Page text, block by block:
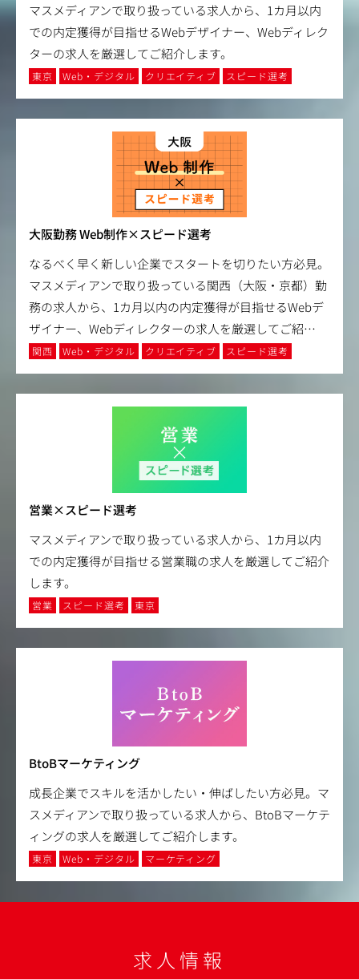
マスメディアンで取り扱っている求人から、1カ月以内
での内定獲得が目指せるWebデザイナー、Webディレク
ターの求人を厳選してご紹介します。
東京 Web・デジタル クリエイティブ スピード選考
大阪勤務 Web制作×スピード選考
なるべく早く新しい企業でスタートを切りたい方必見。
マスメディアンで取り扱っている関西（大阪・京都）勤
務の求人から、1カ月以内の内定獲得が目指せるWebデ
ザイナー、Webディレクターの求人を厳選してご紹…
関西 Web・デジタル クリエイティブ スピード選考
営業×スピード選考
マスメディアンで取り扱っている求人から、1カ月以内
での内定獲得が目指せる営業職の求人を厳選してご紹介
します。
営業 スピード選考 東京
BtoBマーケティング
成長企業でスキルを活かしたい・伸ばしたい方必見。マ
スメディアンで取り扱っている求人から、BtoBマーケテ
ィングの求人を厳選してご紹介します。
東京 Web・デジタル マーケティング
求人情報